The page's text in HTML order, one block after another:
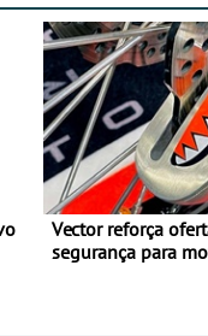
Vector reforça
segurança para